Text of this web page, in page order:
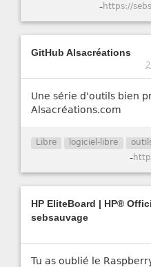
-https://
GitHub Alsacréations
Une série d'outils bien
Alsacréations.com
Libre logiciel-libre
-
HP EliteBoard | HP®
sebsauvage
Tu as oublié le